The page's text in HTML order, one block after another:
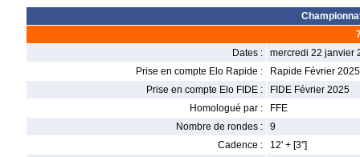
Dates :
mercredi 22 janvier
Prise en compte Elo Rapide :
Rapide Février 2025
Prise en compte Elo FIDE :
FIDE Février 2025
Homologué par :
FFE
Nombre de rondes :
9
Cadence :
12' + [3'']